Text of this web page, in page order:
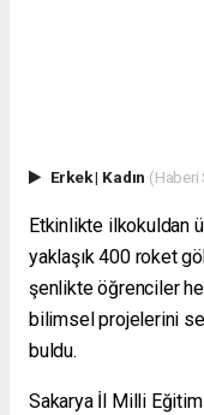
Erkek| Kadın (Haberi
Etkinlikte ilkokuldan
yaklaşık 400 roket
şenlikte öğrenciler
bilimsel projelerini
buldu.
Sakarya İl Milli